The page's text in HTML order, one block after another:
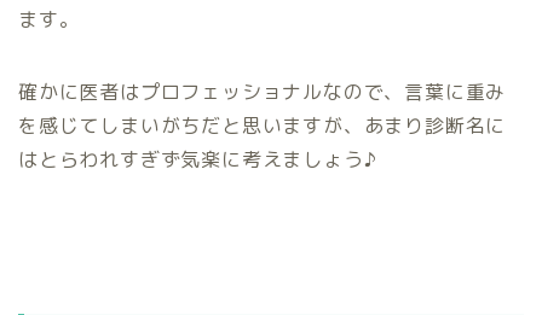
ます。
確かに医者はプロフェッショナルなので、言葉に重み
を感じてしまいがちだと思いますが、あまり診断名に
はとらわれすぎず気楽に考えましょう♪